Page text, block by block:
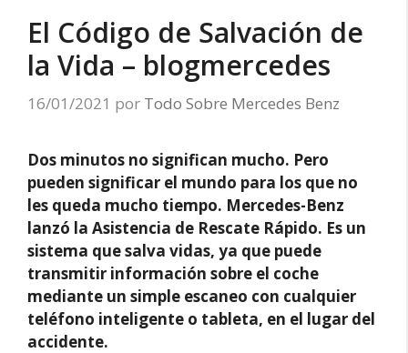
El Código de Salvación de
la Vida – blogmercedes
16/01/2021 por Todo Sobre Mercedes Benz
Dos minutos no significan mucho. Pero
pueden significar el mundo para los que no
les queda mucho tiempo. Mercedes-Benz
lanzó la Asistencia de Rescate Rápido. Es un
sistema que salva vidas, ya que puede
transmitir información sobre el coche
mediante un simple escaneo con cualquier
teléfono inteligente o tableta, en el lugar del
accidente.